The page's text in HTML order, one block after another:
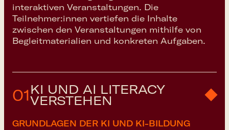
interaktiven Veranstaltungen. Die
Teilnehmer:innen vertiefen die Inhalte
zwischen den Veranstaltungen mithilfe von
Begleitmaterialien und konkreten Aufgaben.
01KI UND AI LITERACY
VERSTEHEN
GRUNDLAGEN DER KI UND KI-BILDUNG